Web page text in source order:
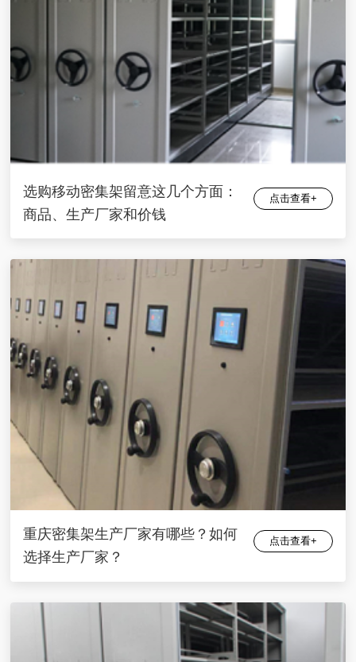
选购移动密集架留意这几个方面：
商品、生产厂家和价钱
点击查看+
重庆密集架生产厂家有哪些？如何
选择生产厂家？
点击查看+